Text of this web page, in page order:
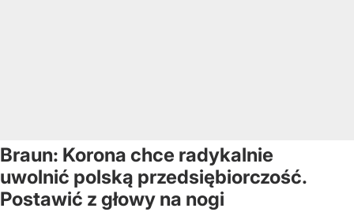
Braun: Korona chce radykalnie
uwolnić polską przedsiębiorczość.
Postawić z głowy na nogi